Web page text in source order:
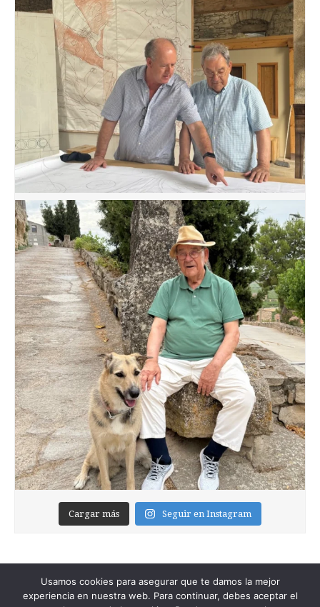
Cargar más Seguir en Instagram
Usamos cookies para asegurar que te damos la mejor
experiencia en nuestra web. Para continuar, debes aceptar el